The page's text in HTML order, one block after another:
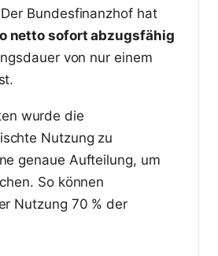
Bundesfinanzhof hat
netto sofort abzugsfähig
von nur einem
wurde die
Nutzung zu
genaue Aufteilung, um
So können
Nutzung 70 % der